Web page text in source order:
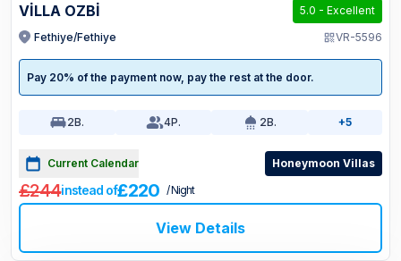
VİLLA OZBİ 5.0 - Excellent
Fethiye/Fethiye
VR-5596
Pay 20% of the payment now, pay the rest at the door.
2B. 4P. 2B. +5
Current Calendar Honeymoon Villas
£244instead of£220 / Night
View Details